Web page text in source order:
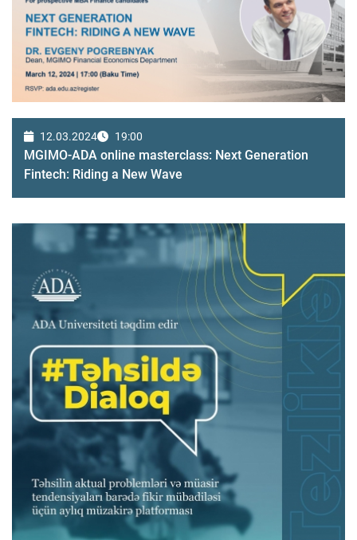
12.03.2024 19:00
MGIMO-ADA online masterclass: Next Generation
Fintech: Riding a New Wave